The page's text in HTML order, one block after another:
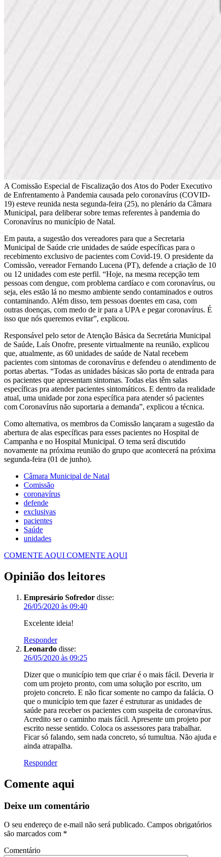
A Comissão Especial de Fiscalização dos Atos do Poder Executivo
de Enfrentamento à Pandemia causada pelo coronavírus (COVID-
19) esteve reunida nesta segunda-feira (25), no plenário da Câmara
Municipal, para deliberar sobre temas referentes à pandemia do
Coronavírus no município de Natal.
Em pauta, a sugestão dos vereadores para que a Secretaria
Municipal de Saúde crie unidades de saúde específicas para o
recebimento exclusivo de pacientes com Covid-19. O presidente da
Comissão, vereador Fernando Lucena (PT), defende a criação de 10
ou 12 unidades com este perfil. “Hoje, na mesma recepção tem
pessoas com dengue, com problema cardíaco e com coronavírus, ou
seja, eles estão lá no mesmo ambiente sendo contaminados e outros
contaminando. Além disso, tem pessoas doentes em casa, com
outras doenças, com medo de ir para a UPA e pegar coronavírus. É
isso que nós queremos evitar”, explicou.
Responsável pelo setor de Atenção Básica da Secretária Municipal
de Saúde, Laís Onofre, presente virtualmente na reunião, explicou
que, atualmente, as 60 unidades de saúde de Natal recebem
pacientes com sintomas de coronavírus e defendeu o atendimento de
portas abertas. “Todas as unidades básicas são porta de entrada para
os pacientes que apresentam sintomas. Todas elas têm salas
específicas pra atender pacientes sintomáticos. E dentro da realidade
atual, uma unidade por zona específica para atender só pacientes
com Coronavírus não suportaria a demanda”, explicou a técnica.
Como alternativa, os membros da Comissão lançaram a sugestão da
abertura de alas específicas para esses pacientes no Hospital de
Campanha e no Hospital Municipal. O tema será discutido
novamente na próxima reunião do grupo que acontecerá na próxima
segunda-feira (01 de junho).
Câmara Municipal de Natal
Comissão
coronavírus
defende
exclusivas
pacientes
Saúde
unidades
COMENTE AQUI COMENTE AQUI
Opinião dos leitores
Empresário Sofredor disse:
26/05/2020 às 09:40
Excelente ideia!
Responder
Leonardo disse:
26/05/2020 às 09:25
Dizer que o município tem que criar é o mais fácil. Deveria ir
com um projeto pronto, com uma solução por escrito, um
projeto concreto. E não ficar somente no campo da falácia. O
que o município tem que fazer é estruturar as unidades de
saúde para receber os pacientes com suspeita de coronavírus.
Acredito ser o caminho mais fácil. Apresente um projeto por
escrito nesse sentido. Coloca os assessores para trabalhar.
Ficar só falando, sem nada concreto, só tumultua. Não ajuda e
ainda atrapalha.
Responder
Comente aqui
Deixe um comentário
O seu endereço de e-mail não será publicado. Campos obrigatórios
são marcados com *
Comentário